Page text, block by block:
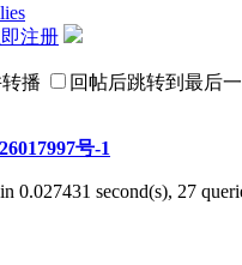
注册
播 回帖后跳转到最后
号-1
0.027431 second(s), 27